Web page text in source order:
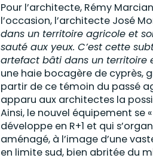
Pour l’architecte, Rémy
l’occasion, l’architecte José
dans un territoire agricole et
sauté aux yeux. C’est cette
artefact bâti dans un territoire
une haie bocagère de cyprès,
partir de ce témoin du passé
apparu aux architectes la
Ainsi, le nouvel équipement se
développe en R+1 et qui
aménagé, à l’image d’une
en limite sud, bien abritée du